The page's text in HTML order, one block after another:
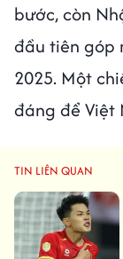
bước, còn
đầu tiên góp
2025. Một
đáng để Việt
TIN LIÊN QUAN